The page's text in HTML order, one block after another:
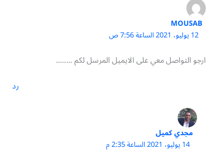
MOUSAB
12 يوليو، 2021 الساعة 7:56 ص
ارجو التواصل معي على الايميل المرسل لكم ……..
رد
مجدي كميل
14 يوليو، 2021 الساعة 2:35 م